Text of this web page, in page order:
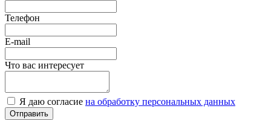
Телефон
E-mail
Что вас интересует
Я даю согласие на обработку персональных данных